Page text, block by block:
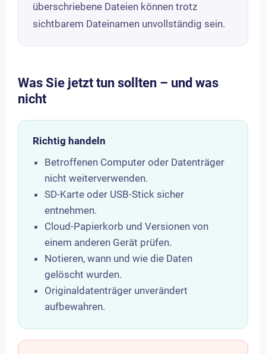
überschriebene Dateien können trotz
sichtbarem Dateinamen unvollständig sein.
Was Sie jetzt tun sollten – und was
nicht
Richtig handeln
Betroffenen Computer oder Datenträger
nicht weiterverwenden.
SD-Karte oder USB-Stick sicher
entnehmen.
Cloud-Papierkorb und Versionen von
einem anderen Gerät prüfen.
Notieren, wann und wie die Daten
gelöscht wurden.
Originaldatenträger unverändert
aufbewahren.